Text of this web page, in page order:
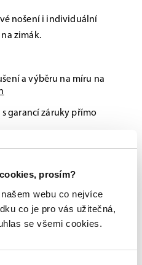
prosím?
webu co nejvíce
co je pro vás užitečná,
se všemi cookies.
nošení i individuální
zimák.
a výběru na míru na
garancí záruky přímo